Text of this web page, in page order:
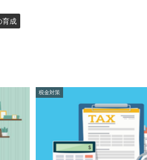
育成
税金対策